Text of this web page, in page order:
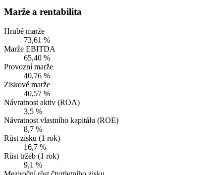
Marže a rentabilita
Hrubé marže
73,61 %
Marže EBITDA
65,40 %
Provozní marže
40,76 %
Ziskové marže
40,57 %
Návratnost aktiv (ROA)
3,5 %
Návratnost vlastního kapitálu (ROE)
8,7 %
Růst zisku (1 rok)
16,7 %
Růst tržeb (1 rok)
9,1 %